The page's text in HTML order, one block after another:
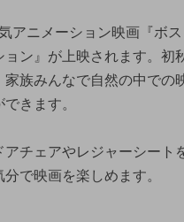
アニメーション映画『ボ
ョン』が上映されます。初
家族みんなで自然の中での
きます。
アチェアやレジャーシート
で映画を楽しめます。